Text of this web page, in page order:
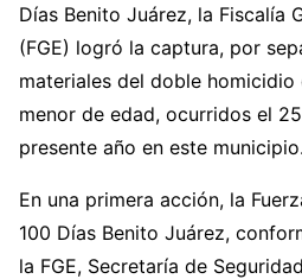
Días Benito Juárez, la Fiscalía
(FGE) logró la captura, por
materiales del doble homicidio
menor de edad, ocurridos el
presente año en este municipio.
En una primera acción, la
100 Días Benito Juárez,
la FGE, Secretaría de